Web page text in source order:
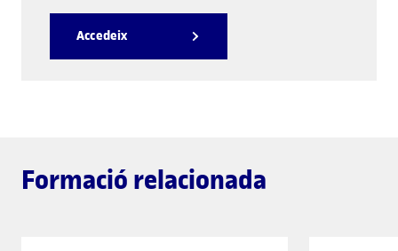
Accedeix
Formació relacionada